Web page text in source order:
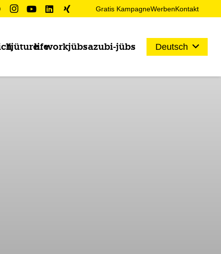
Gratis KampagneWerbenKontakt
fjüturelifeworkjübsazubi-jübs Deutsch